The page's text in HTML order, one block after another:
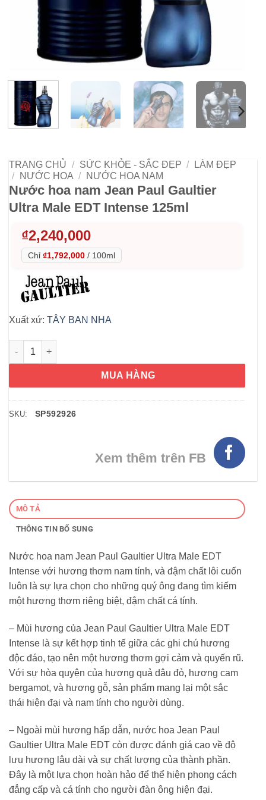
TRANG CHỦ / SỨC KHỎE - SẮC ĐẸP /
LÀM ĐẸP
/
NƯỚC HOA / NƯỚC HOA NAM
Nước hoa nam Jean Paul Gaultier
Ultra Male EDT Intense 125ml
₫2,240,000
Chỉ ₫1,792,000 / 100ml
Xuất xứ: TÂY BAN NHA
Nước hoa nam Jean Paul Gaultier Ultra Male EDT Intense
MUA HÀNG
SKU: SP592926
Xem thêm trên FB
MÔ TẢ
THÔNG TIN BỔ SUNG
Nước hoa nam Jean Paul Gaultier Ultra Male EDT
Intense với hương thơm nam tính, và đậm chất lôi cuốn
luôn là sự lựa chọn cho những quý ông đang tìm kiếm
một hương thơm riêng biệt, đậm chất cá tính.
– Mùi hương của Jean Paul Gaultier Ultra Male EDT
Intense là sự kết hợp tinh tế giữa các ghi chú hương
độc đáo, tạo nên một hương thơm gợi cảm và quyến rũ.
Với sự hòa quyện của hương quả dâu đỏ, hương cam
bergamot, và hương gỗ, sản phẩm mang lại một sắc
thái hiện đại và nam tính cho người dùng.
– Ngoài mùi hương hấp dẫn, nước hoa Jean Paul
Gaultier Ultra Male EDT còn được đánh giá cao về độ
lưu hương lâu dài và sự chất lượng của thành phần.
Đây là một lựa chọn hoàn hảo để thể hiện phong cách
đẳng cấp và cá tính cho người đàn ông hiện đại.